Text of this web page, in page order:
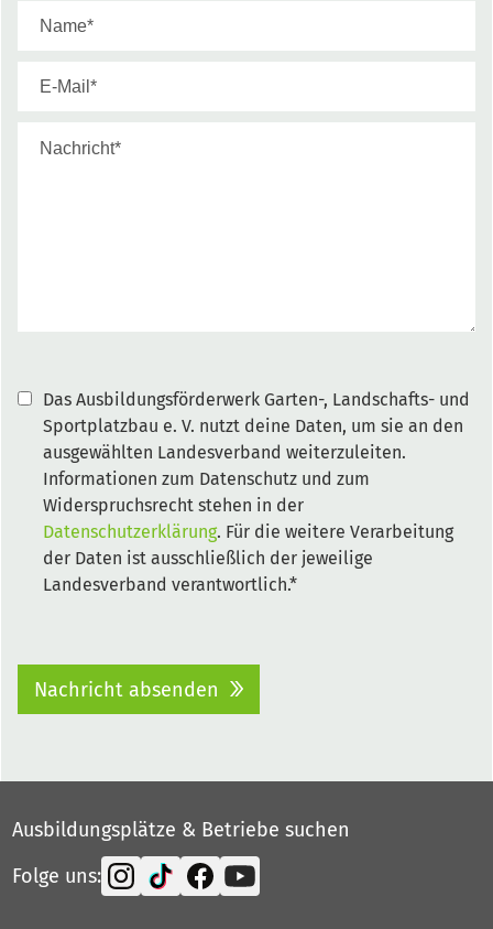
Das Ausbildungsförderwerk Garten-, Landschafts- und
Sportplatzbau e. V. nutzt deine Daten, um sie an den
ausgewählten Landesverband weiterzuleiten.
Informationen zum Datenschutz und zum
Widerspruchsrecht stehen in der
Datenschutzerklärung. Für die weitere Verarbeitung
der Daten ist ausschließlich der jeweilige
Landesverband verantwortlich.*
Nachricht absenden
Ausbildungsplätze & Betriebe suchen
Folge uns: